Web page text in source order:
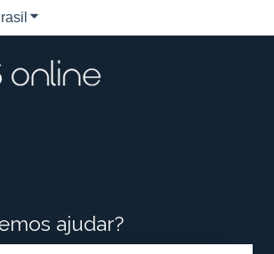
Mostrar submenu para traduções
ajudar?